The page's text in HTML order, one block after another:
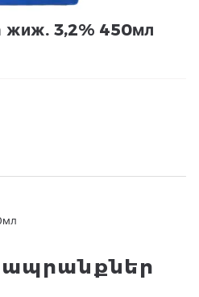
жиж. 3,2% 450мл